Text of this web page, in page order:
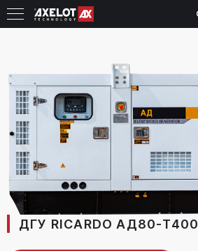
ДГУ RICARDO АД80-T400